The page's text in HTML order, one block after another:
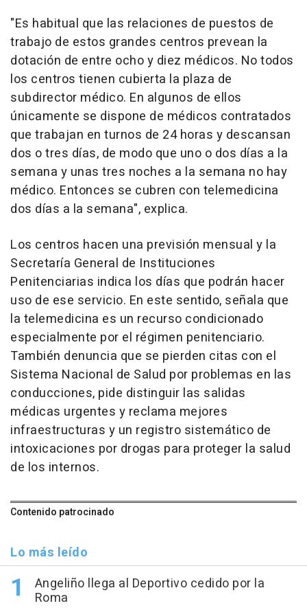
"Es habitual que las relaciones de puestos de
trabajo de estos grandes centros prevean la
dotación de entre ocho y diez médicos. No todos
los centros tienen cubierta la plaza de
subdirector médico. En algunos de ellos
únicamente se dispone de médicos contratados
que trabajan en turnos de 24 horas y descansan
dos o tres días, de modo que uno o dos días a la
semana y unas tres noches a la semana no hay
médico. Entonces se cubren con telemedicina
dos días a la semana", explica.
Los centros hacen una previsión mensual y la
Secretaría General de Instituciones
Penitenciarias indica los días que podrán hacer
uso de ese servicio. En este sentido, señala que
la telemedicina es un recurso condicionado
especialmente por el régimen penitenciario.
También denuncia que se pierden citas con el
Sistema Nacional de Salud por problemas en las
conducciones, pide distinguir las salidas
médicas urgentes y reclama mejores
infraestructuras y un registro sistemático de
intoxicaciones por drogas para proteger la salud
de los internos.
Contenido patrocinado
Lo más leído
Angeliño llega al Deportivo cedido por la
Roma